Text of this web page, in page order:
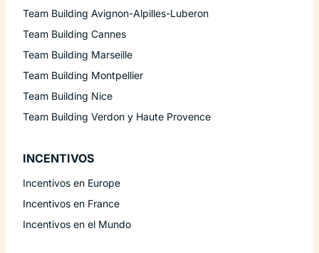
Team Building Avignon-Alpilles-Luberon
Team Building Cannes
Team Building Marseille
Team Building Montpellier
Team Building Nice
Team Building Verdon y Haute Provence
INCENTIVOS
Incentivos en Europe
Incentivos en France
Incentivos en el Mundo